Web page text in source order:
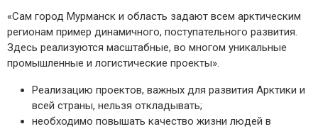
«Сам город Мурманск и область задают всем арктическим
регионам пример динамичного, поступательного развития.
Здесь реализуются масштабные, во многом уникальные
промышленные и логистические проекты».
Реализацию проектов, важных для развития Арктики и
всей страны, нельзя откладывать;
необходимо повышать качество жизни людей в